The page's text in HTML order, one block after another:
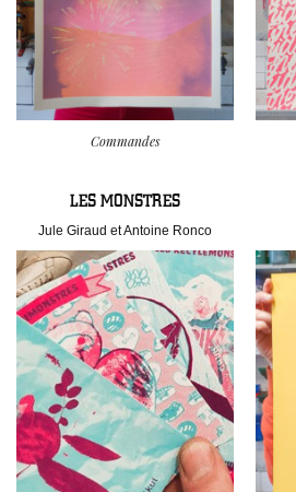
Commandes
LES MONSTRES
Jule Giraud et Antoine Ronco